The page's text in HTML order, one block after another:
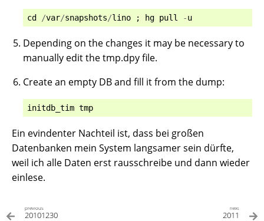
cd /var/snapshots/lino ; hg pull -u
Depending on the changes it may be necessary to
manually edit the tmp.dpy file.
Create an empty DB and fill it from the dump:
initdb_tim tmp
Ein evindenter Nachteil ist, dass bei großen
Datenbanken mein System langsamer sein dürfte,
weil ich alle Daten erst rausschreibe und dann wieder
einlese.
previous
20101230
next
2011